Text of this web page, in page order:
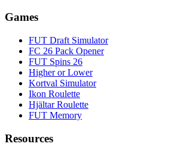
Games
FUT Draft Simulator
FC 26 Pack Opener
FUT Spins 26
Higher or Lower
Kortval Simulator
Ikon Roulette
Hjältar Roulette
FUT Memory
Resources